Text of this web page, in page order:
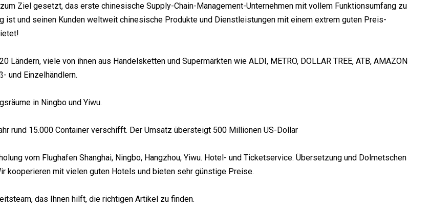
Ziel gesetzt, das erste chinesische Supply-Chain-Management-Unternehmen mit vollem Funktionsumfang zu
ist und seinen Kunden weltweit chinesische Produkte und Dienstleistungen mit einem extrem guten Preis-
Ländern, viele von ihnen aus Handelsketten und Supermärkten wie ALDI, METRO, DOLLAR TREE, ATB, AMAZON
und Einzelhändlern.
in Ningbo und Yiwu.
rund 15.000 Container verschifft. Der Umsatz übersteigt 500 Millionen US-Dollar
vom Flughafen Shanghai, Ningbo, Hangzhou, Yiwu. Hotel- und Ticketservice. Übersetzung und Dolmetschen
kooperieren mit vielen guten Hotels und bieten sehr günstige Preise.
das Ihnen hilft, die richtigen Artikel zu finden.